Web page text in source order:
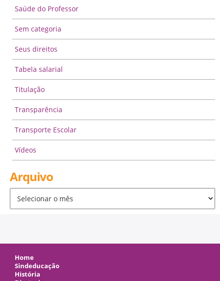
Saúde do Professor
Sem categoria
Seus direitos
Tabela salarial
Titulação
Transparência
Transporte Escolar
Vídeos
Arquivo
Home
Sindeducação
História